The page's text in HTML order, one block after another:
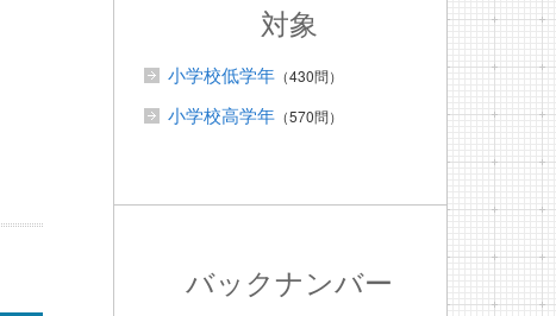
対象
小学校低学年 （430問）
小学校高学年 （570問）
バックナンバー